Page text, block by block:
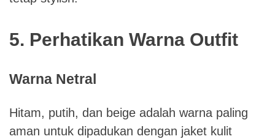
5. Perhatikan Warna Outfit
Warna Netral
Hitam, putih, dan beige adalah warna paling
aman untuk dipadukan dengan jaket kulit